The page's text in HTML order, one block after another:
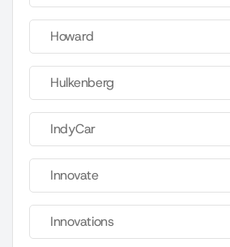
Howard
Hulkenberg
IndyCar
Innovate
Innovations